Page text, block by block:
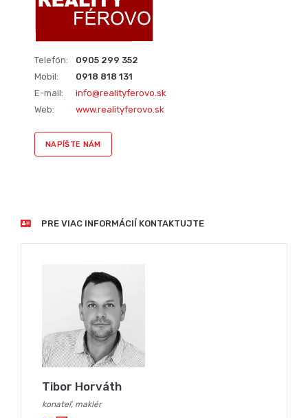
Telefón:
0905 299 352
Mobil:
0918 818 131
E-mail:
info@realityferovo.sk
Web:
www.realityferovo.sk
NAPÍŠTE NÁM
PRE VIAC INFORMÁCIÍ KONTAKTUJTE
Tibor Horváth
konateľ, maklér